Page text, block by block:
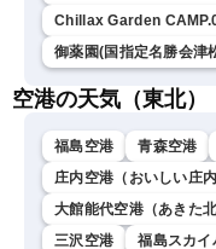
Chillax Garden
御薬園(国指定名勝会津
空港の天気（東北）
福島空港 青森空港
庄内空港（おいしい庄内
大館能代空港（あきた北
三沢空港
福島スカイ